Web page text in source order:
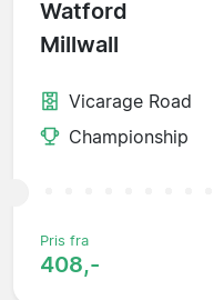
Watford
Millwall
Vicarage Road
Championship
Pris fra
408,-